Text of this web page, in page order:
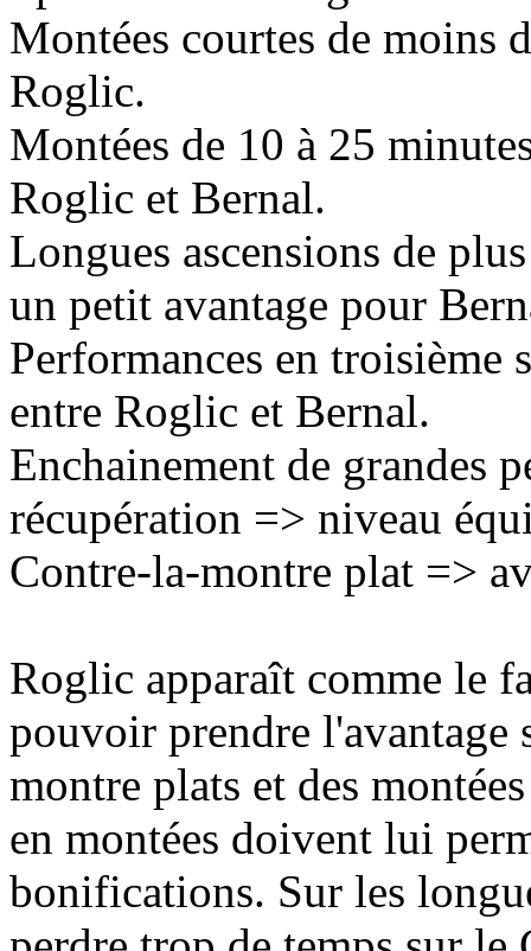
Montées courtes de moins
Roglic.
Montées de 10 à 25
Roglic et Bernal.
Longues ascensions de
un petit avantage pour
Performances en troisième
entre Roglic et Bernal.
Enchainement de grandes
récupération => niveau
Contre-la-montre plat =>
Roglic apparaît comme le
pouvoir prendre l'avantage
montre plats et des
en montées doivent lui
bonifications. Sur les